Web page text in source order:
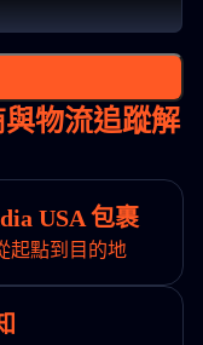
與物流追蹤解
USA 包裹
起點到目的地